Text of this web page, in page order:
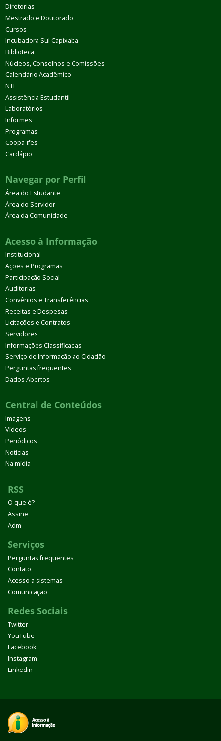
Diretorias
Mestrado e Doutorado
Cursos
Incubadora Sul Capixaba
Biblioteca
Núcleos, Conselhos e Comissões
Calendário Acadêmico
NTE
Assistência Estudantil
Laboratórios
Informes
Programas
Coopa-Ifes
Cardápio
Navegar por Perfil
Área do Estudante
Área do Servidor
Área da Comunidade
Acesso à Informação
Institucional
Ações e Programas
Participação Social
Auditorias
Convênios e Transferências
Receitas e Despesas
Licitações e Contratos
Servidores
Informações Classificadas
Serviço de Informação ao Cidadão
Perguntas frequentes
Dados Abertos
Central de Conteúdos
Imagens
Vídeos
Periódicos
Notícias
Na mídia
RSS
O que é?
Assine
Adm
Serviços
Perguntas frequentes
Contato
Acesso a sistemas
Comunicação
Redes Sociais
Twitter
YouTube
Facebook
Instagram
Linkedin